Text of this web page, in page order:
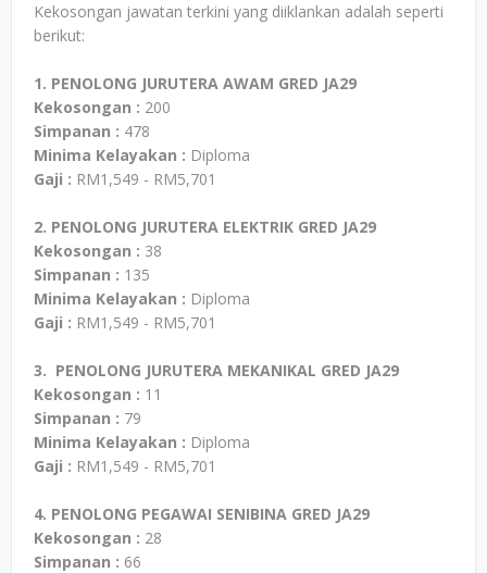
Kekosongan jawatan terkini yang diiklankan adalah seperti
berikut:
1. PENOLONG JURUTERA AWAM GRED JA29
Kekosongan : 200
Simpanan : 478
Minima Kelayakan : Diploma
Gaji : RM1,549 - RM5,701
2. PENOLONG JURUTERA ELEKTRIK GRED JA29
Kekosongan : 38
Simpanan : 135
Minima Kelayakan : Diploma
Gaji : RM1,549 - RM5,701
3. PENOLONG JURUTERA MEKANIKAL GRED JA29
Kekosongan : 11
Simpanan : 79
Minima Kelayakan : Diploma
Gaji : RM1,549 - RM5,701
4. PENOLONG PEGAWAI SENIBINA GRED JA29
Kekosongan : 28
Simpanan : 66